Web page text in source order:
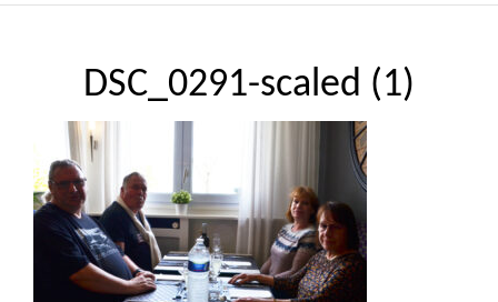
DSC_0291-scaled (1)